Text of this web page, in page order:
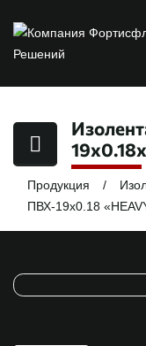
Продукция
ПВХ-19х0.18